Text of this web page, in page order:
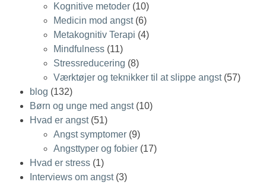
Kognitive metoder (10)
Medicin mod angst(6)
Metakognitiv Terapi (4)
Mindfulness (11)
Stressreducering (8)
Værktøjer og teknikker til at slippe angst(57)
blog (132)
Børn og unge med angst(10)
Hvad er angst(51)
Angst symptomer (9)
Angsttyper og fobier (17)
Hvad er stress (1)
Interviews om angst(3)